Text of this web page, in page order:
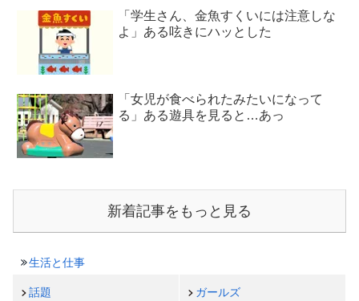
「学生さん、金魚すくいには注意しな
よ」ある呟きにハッとした
「女児が食べられたみたいになって
る」ある遊具を見ると…あっ
新着記事をもっと見る
生活と仕事
話題 ガールズ